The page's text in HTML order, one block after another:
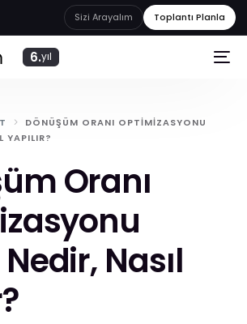
Sizi Arayalım Toplantı Planla
6.yıl
DÖNÜŞÜM ORANI OPTIMIZASYONU
YAPILIR?
Oranı
Nasıl